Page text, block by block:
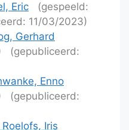
Eric
(gespeeld:
11/03/2023)
Gerhard
(gepubliceerd:
Enno
(gepubliceerd:
Iris